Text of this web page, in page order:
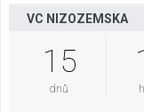
VC NIZOZEMSKA
15
dnů